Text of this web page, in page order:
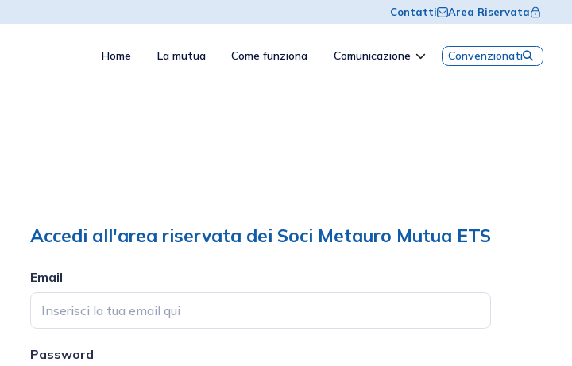
Contatti Area Riservata
Home La mutua Come funziona Comunicazione Convenzionati
Accedi all'area riservata dei Soci Metauro Mutua ETS
Email
Password